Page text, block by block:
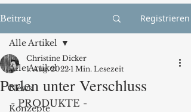
Beitrag Registrieren
Alle Artikel
News
Konzepte
Alle Artikel
Perlen unter Verschluss
Christine Dicker
1. Aug. 2022 1 Min. Lesezeit
- PRODUKTE -